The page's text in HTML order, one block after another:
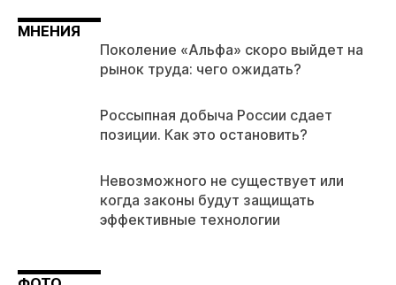
МНЕНИЯ
Поколение «Альфа» скоро выйдет на
рынок труда: чего ожидать?
Россыпная добыча России сдает
позиции. Как это остановить?
Невозможного не существует или
когда законы будут защищать
эффективные технологии